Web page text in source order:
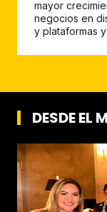
mayor
negocios en
y plataformas
DESDE EL